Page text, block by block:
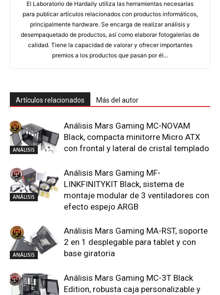
El Laboratorio de Hardaily utiliza las herramientas necesarias
para publicar artículos relacionados con productos informáticos,
principalmente hardware. Se encarga de realizar análisis y
desempaquetado de productos, así como elaborar fotogalerías de
calidad. Tiene la capacidad de valorar y ofrecer importantes
premios a los productos que pasan por él...
Artículos relacionados Más del autor
ANÁLISIS
Análisis Mars Gaming MC-NOVAM
Black, compacta minitorre Micro ATX
con frontal y lateral de cristal templado
ANÁLISIS
Análisis Mars Gaming MF-
LINKFINITYKIT Black, sistema de
montaje modular de 3 ventiladores con
efecto espejo ARGB
ANÁLISIS
Análisis Mars Gaming MA-RST, soporte
2 en 1 desplegable para tablet y con
base giratoria
Análisis Mars Gaming MC-3T Black
Edition, robusta caja personalizable y